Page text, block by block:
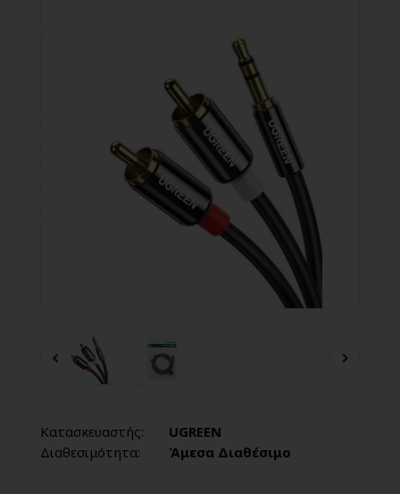
Κατασκευαστής:
UGREEN
Διαθεσιμότητα:
Άμεσα Διαθέσιμο